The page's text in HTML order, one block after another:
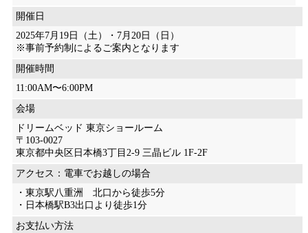
開催日
2025年7月19日（土）・7月20日（日）
※事前予約制によるご案内となります
開催時間
11:00AM〜6:00PM
会場
ドリームベッド 東京ショールーム
〒103-0027
東京都中央区日本橋3丁目2-9 三晶ビル 1F-2F
アクセス：電車でお越しの場合
・東京駅八重洲 北口から徒歩5分
・日本橋駅B3出口より徒歩1分
お支払い方法